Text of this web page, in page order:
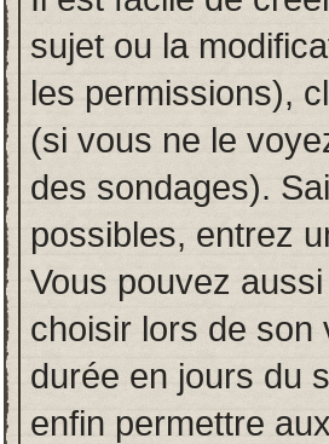
sujet ou la
les permissions),
(si vous ne le
des sondages).
possibles, entrez
Vous pouvez
choisir lors de son
durée en jours du
enfin permettre